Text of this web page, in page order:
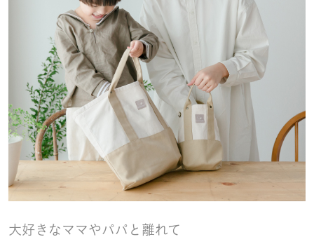
大好きなママやパパと離れて